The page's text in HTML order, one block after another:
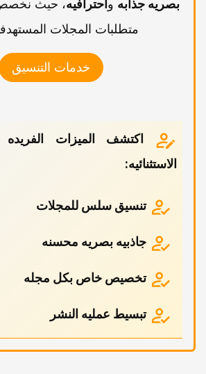
بصریه جذابه و احترافیه، حیث نخصص
متطلبات المجلات
خدمات التنسیق
اکتشف المیزات
الاستثنائیه:
تنسیق سلس للمجلات
جاذبیه بصریه محسنه
تخصیص خاص بکل مجله
تبسیط عملیه النشر